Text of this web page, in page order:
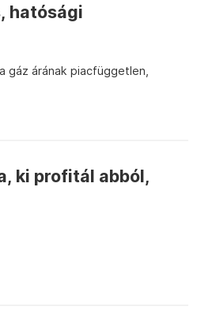
hatósági
árának piacfüggetlen,
ki profitál abból,